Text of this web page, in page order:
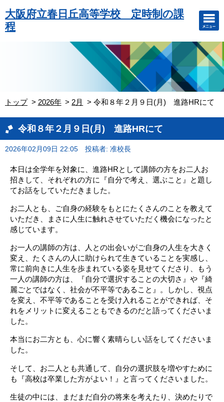
大阪府立春日丘高等学校 定時制の課
程
トップ 2026年 2月 令和８年２月９日(月) 進路HRにて
令和８年２月９日(月) 進路HRにて
2026年02月09日 22:05 投稿者: 准校長
本日は全学年を対象に、進路HRとして講師の方をお二人お
招きして、それぞれの方に『自分で考え、選ぶこと』と題し
てお話をしていただきました。
お二人とも、ご自身の経験をもとにたくさんのことを教えて
いただき、まさに人生に触れさせていただく機会になったと
感じています。
お一人の講師の方は、人との出会いがご自身の人生を大きく
変え、たくさんの人に助けられて生きていることを実感し、
常に前向きに人生を歩まれている姿を見せてくださり、もう
一人の講師の方は、『自分で選択することの大切さ』や『綺
麗ごとではなく、社会が不平等であること』。しかし、視点
を変え、不平等であることを受け入れることができれば、そ
れをメリットに変えることもできるのだと語ってくださいま
した。
本当にお二方とも、心に響く素晴らしい話をしてくださいま
した。
そして、お二人とも共通して、自分の選択肢を増やすために
も『高校は卒業した方がよい！』と言ってくださいました。
生徒の中には、まだまだ自分の将来を考えたり、決めたりで